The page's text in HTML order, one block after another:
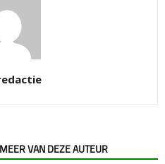
MEER VAN DEZE AUTEUR